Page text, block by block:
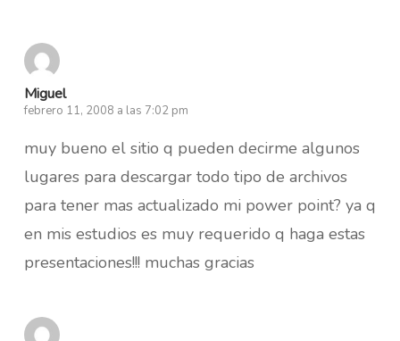
Miguel
febrero 11, 2008 a las 7:02 pm
muy bueno el sitio q pueden decirme algunos
lugares para descargar todo tipo de archivos
para tener mas actualizado mi power point? ya q
en mis estudios es muy requerido q haga estas
presentaciones!!! muchas gracias